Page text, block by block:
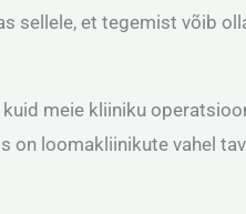
sellele, et tegemist võib
meie kliiniku
on loomakliinikute vahel